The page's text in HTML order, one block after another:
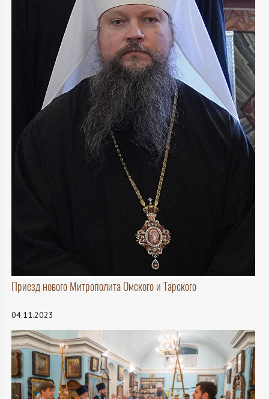
Приезд нового Митрополита Омского и Тарского
04.11.2023